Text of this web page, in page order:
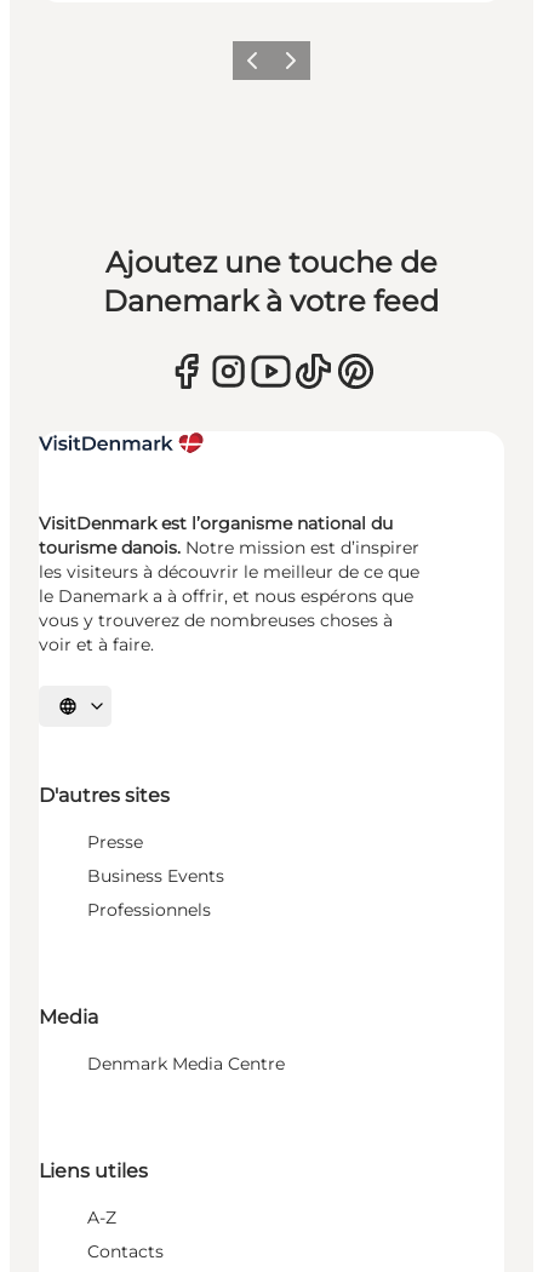
PrécédentSuivant
Ajoutez une touche de
Danemark à votre feed
VisitDenmark est l’organisme national du
tourisme danois. Notre mission est d’inspirer
les visiteurs à découvrir le meilleur de ce que
le Danemark a à offrir, et nous espérons que
vous y trouverez de nombreuses choses à
voir et à faire.
Choisissez la langue
D'autres sites
Presse
Business Events
Professionnels
Media
Denmark Media Centre
Liens utiles
A-Z
Contacts